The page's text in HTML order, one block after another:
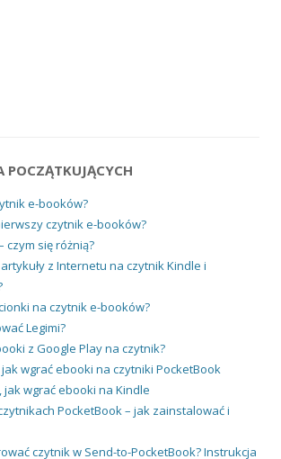
POCZĄTKUJĄCYCH
e-booków?
czytnik e-booków?
czym się różnią?
artykuły z Internetu na czytnik Kindle i
na czytnik e-booków?
Legimi?
z Google Play na czytnik?
wgrać ebooki na czytniki PocketBook
jak wgrać ebooki na Kindle
PocketBook – jak zainstalować i
czytnik w Send-to-PocketBook? Instrukcja